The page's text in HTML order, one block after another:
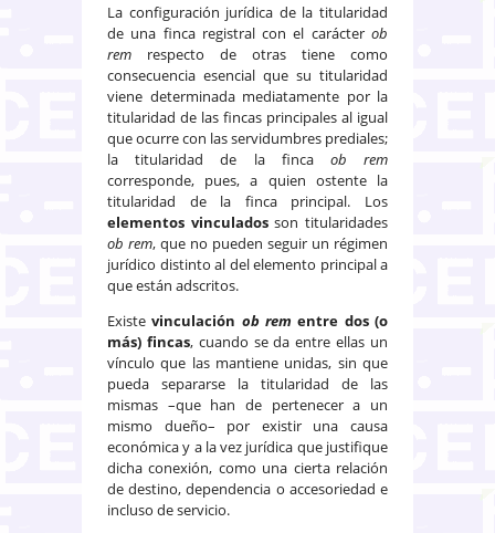
La configuración jurídica de la titularidad
de una finca registral con el carácter ob
rem respecto de otras tiene como
consecuencia esencial que su titularidad
viene determinada mediatamente por la
titularidad de las fincas principales al igual
que ocurre con las servidumbres prediales;
la titularidad de la finca ob rem
corresponde, pues, a quien ostente la
titularidad de la finca principal. Los
elementos vinculadosson titularidades
ob rem, que no pueden seguir un régimen
jurídico distinto al del elemento principal a
que están adscritos.
Existevinculación ob rem entre dos (o
más) fincas, cuando se da entre ellas un
vínculo que las mantiene unidas, sin que
pueda separarse la titularidad de las
mismas –que han de pertenecer a un
mismo dueño– por existir una causa
económica y a la vez jurídica que justifique
dicha conexión, como una cierta relación
de destino, dependencia o accesoriedad e
incluso de servicio.